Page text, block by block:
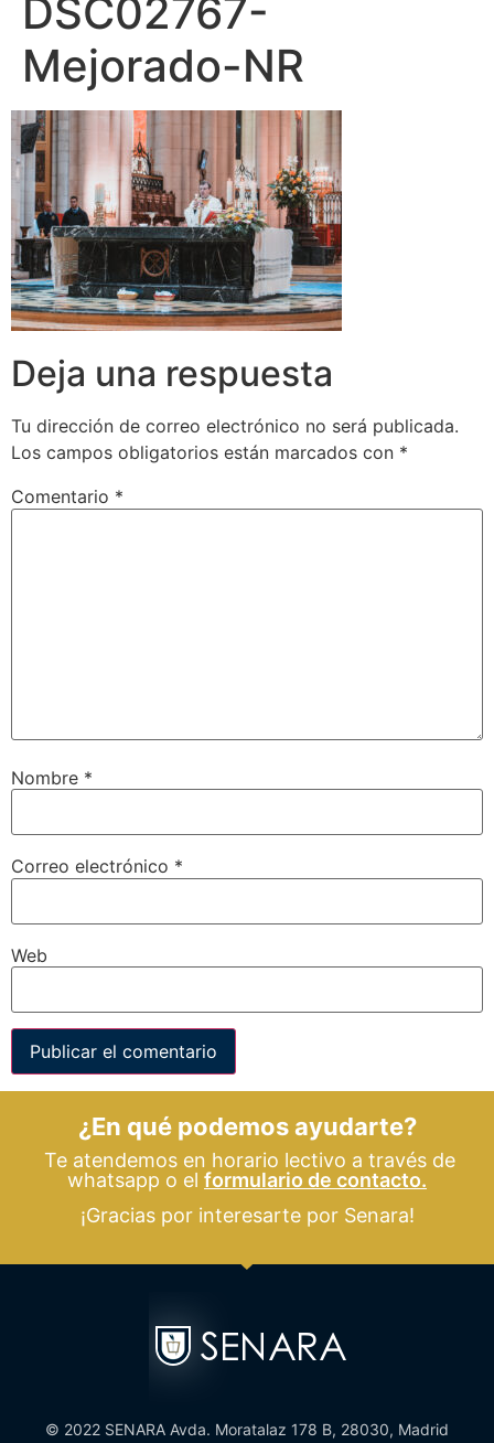
DSC02767-
Mejorado-NR
Deja una respuesta
Tu dirección de correo electrónico no será publicada.
Los campos obligatorios están marcados con *
Comentario *
Nombre *
Correo electrónico *
Web
¿En qué podemos ayudarte?
Te atendemos en horario lectivo a través de
whatsapp o el formulario de contacto.
¡Gracias por interesarte por Senara!
© 2022 SENARA Avda. Moratalaz 178 B, 28030, Madrid